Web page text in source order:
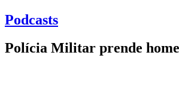
Podcasts
Polícia Militar prende